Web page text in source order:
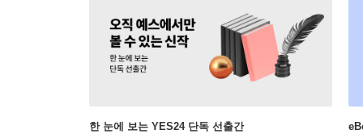
한 눈에 보는 YES24 단독 선출간